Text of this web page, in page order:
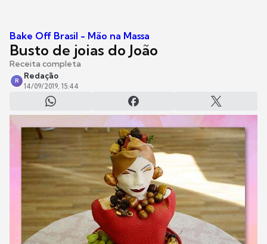
Bake Off Brasil - Mão na Massa
Busto de joias do João
Receita completa
R
Redação
14/09/2019, 15:44